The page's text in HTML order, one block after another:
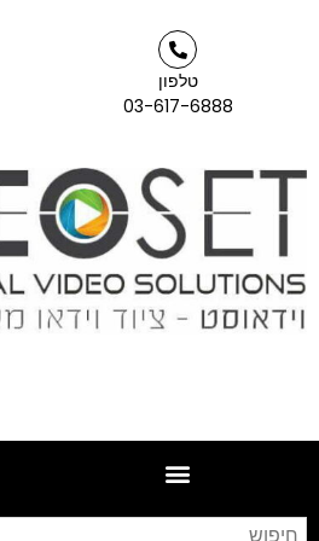
טלפון
03-617-6888